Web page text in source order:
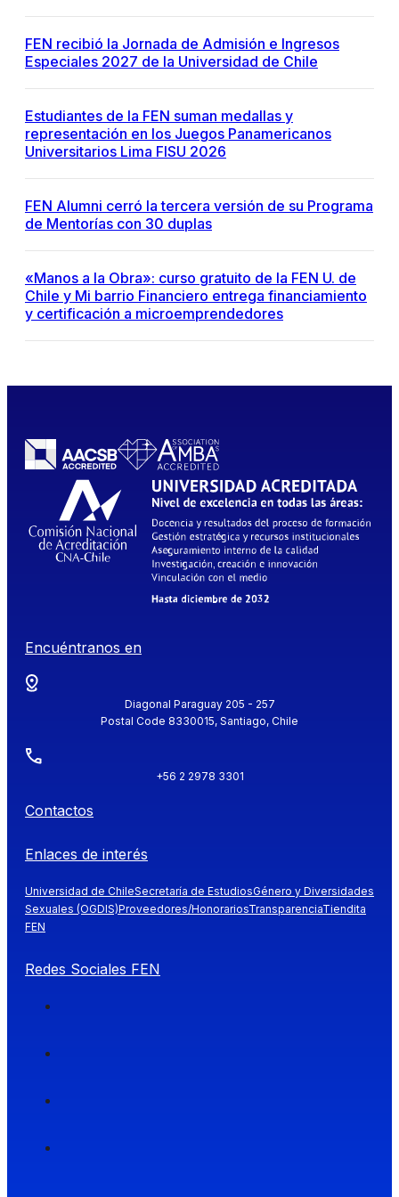
FEN recibió la Jornada de Admisión e Ingresos
Especiales 2027 de la Universidad de Chile
Estudiantes de la FEN suman medallas y
representación en los Juegos Panamericanos
Universitarios Lima FISU 2026
FEN Alumni cerró la tercera versión de su Programa
de Mentorías con 30 duplas
«Manos a la Obra»: curso gratuito de la FEN U. de
Chile y Mi barrio Financiero entrega financiamiento
y certificación a microemprendedores
Encuéntranos en
Diagonal Paraguay 205 - 257
Postal Code 8330015, Santiago, Chile
+56 2 2978 3301
Contactos
Enlaces de interés
Universidad de ChileSecretaría de EstudiosGénero y Diversidades
Sexuales (OGDIS)Proveedores/HonorariosTransparenciaTiendita
FEN
Redes Sociales FEN